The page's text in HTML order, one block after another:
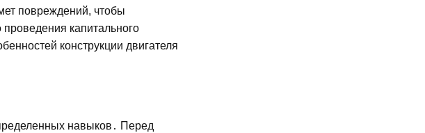
повреждений, чтобы
капитального
конструкции двигателя
навыков․ Перед